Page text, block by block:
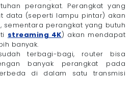
perangkat. Perangkat yang
data (seperti lampu pintar) akan
sementara perangkat yang butuh
streaming 4K) akan mendapat
banyak.
terbagi-bagi, router bisa
banyak perangkat pada
di dalam satu transmisi